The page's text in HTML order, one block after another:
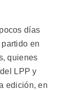
días
en
quienes
LPP y
edición, en